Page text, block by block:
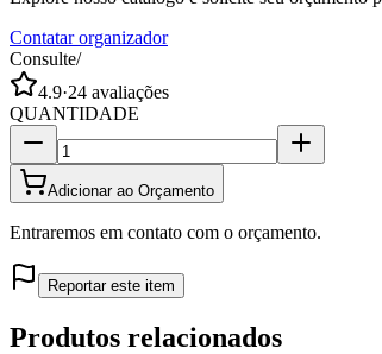
Contatar organizador
Consulte/
4.9·24 avaliações
QUANTIDADE
Adicionar ao Orçamento
Entraremos em contato com o orçamento.
Reportar este item
Produtos relacionados